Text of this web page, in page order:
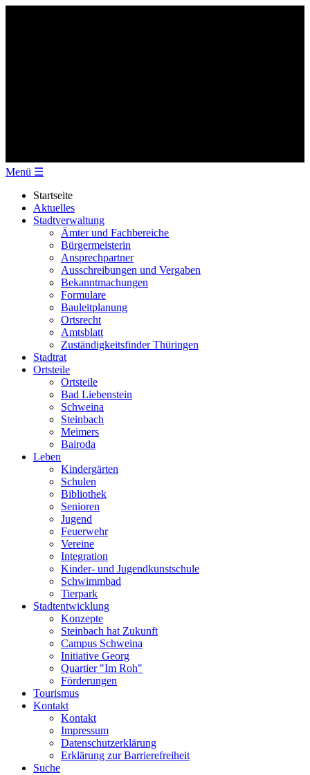
Menü ☰
Startseite
Aktuelles
Stadtverwaltung
Ämter und Fachbereiche
Bürgermeisterin
Ansprechpartner
Ausschreibungen und Vergaben
Bekanntmachungen
Formulare
Bauleitplanung
Ortsrecht
Amtsblatt
Zuständigkeitsfinder Thüringen
Stadtrat
Ortsteile
Ortsteile
Bad Liebenstein
Schweina
Steinbach
Meimers
Bairoda
Leben
Kindergärten
Schulen
Bibliothek
Senioren
Jugend
Feuerwehr
Vereine
Integration
Kinder- und Jugendkunstschule
Schwimmbad
Tierpark
Stadtentwicklung
Konzepte
Steinbach hat Zukunft
Campus Schweina
Initiative Georg
Quartier "Im Roh"
Förderungen
Tourismus
Kontakt
Kontakt
Impressum
Datenschutzerklärung
Erklärung zur Barrierefreiheit
Suche